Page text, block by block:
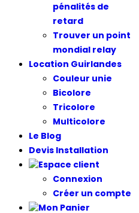
pénalités de
retard
Trouver un point
mondial relay
Location Guirlandes
Couleur unie
Bicolore
Tricolore
Multicolore
Le Blog
Devis Installation
Connexion
Créer un compte